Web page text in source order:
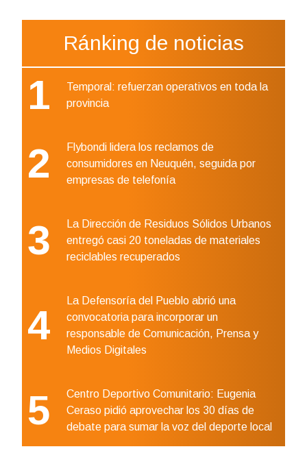
Ránking de noticias
1
Temporal: refuerzan operativos en toda la
provincia
2
Flybondi lidera los reclamos de
consumidores en Neuquén, seguida por
empresas de telefonía
3
La Dirección de Residuos Sólidos Urbanos
entregó casi 20 toneladas de materiales
reciclables recuperados
4
La Defensoría del Pueblo abrió una
convocatoria para incorporar un
responsable de Comunicación, Prensa y
Medios Digitales
5
Centro Deportivo Comunitario: Eugenia
Ceraso pidió aprovechar los 30 días de
debate para sumar la voz del deporte local